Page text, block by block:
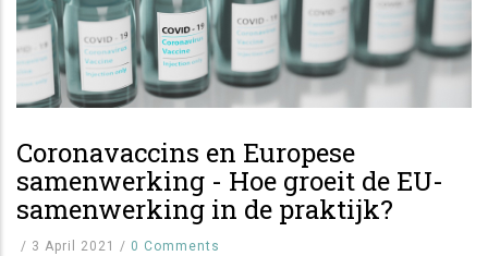
Coronavaccins en Europese
samenwerking - Hoe groeit de EU-
samenwerking in de praktijk?
/ 3 April 2021 / 0 Comments